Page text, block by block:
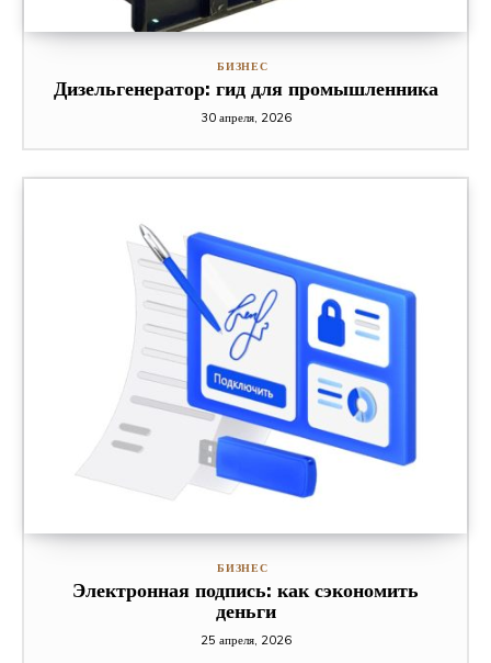
БИЗНЕС
Дизельгенератор: гид для промышленника
30 апреля, 2026
БИЗНЕС
Электронная подпись: как сэкономить
деньги
25 апреля, 2026